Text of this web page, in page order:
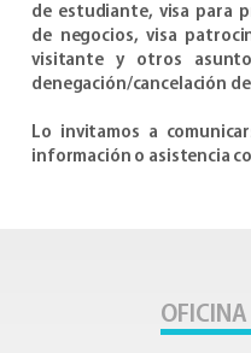
de estudiante, visa para
de negocios, visa
visitante y otros
denegación/cancelación
Lo invitamos a
información o asistencia
OFICINA